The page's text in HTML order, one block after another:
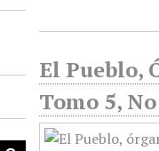
El Pueblo,
Tomo 5,